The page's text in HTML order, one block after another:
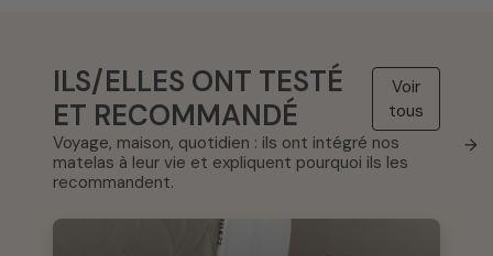
ILS/ELLES ONT TESTÉ
ET RECOMMANDÉ
Voir
tous
→
Voyage, maison, quotidien : ils ont intégré nos
matelas à leur vie et expliquent pourquoi ils les
recommandent.